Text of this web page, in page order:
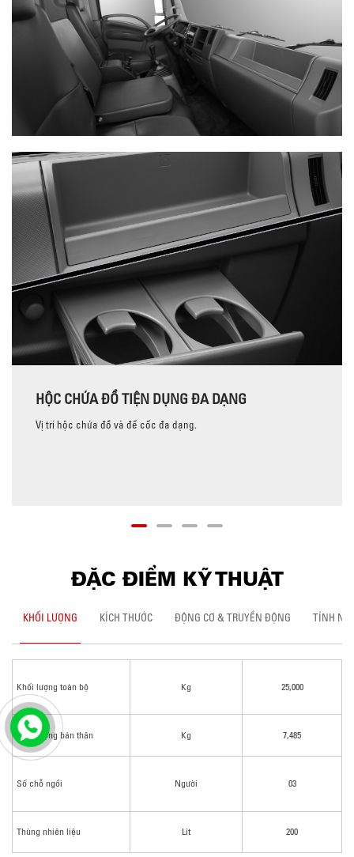
HỘC CHỨA ĐỒ TIỆN DỤNG ĐA DẠNG
Vị trí hộc chứa đồ và để cốc đa dạng.
ĐẶC ĐIỂM KỸ THUẬT
KHỐI LƯỢNG KÍCH THƯỚC ĐỘNG CƠ & TRUYỀN ĐỘNG TÍNH
Khối lượng toàn bộ Kg 25,000
Khối lượng bản thân Kg 7,485
Số chỗ ngồi Người 03
Thùng nhiên liệu Lít 200